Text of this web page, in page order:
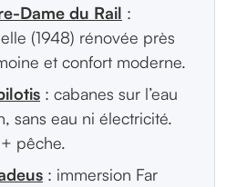
Dame du Rail :
(1948) rénovée près
et confort moderne.
: cabanes sur l’eau
sans eau ni électricité.
pêche.
: immersion Far